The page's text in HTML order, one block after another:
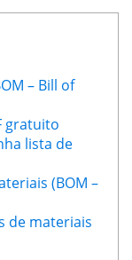
– Bill of
gratuito
lista de
(BOM –
de materiais